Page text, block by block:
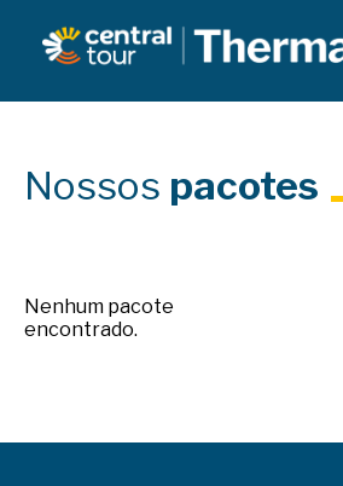
Nossos pacotes
Nenhum pacote
encontrado.